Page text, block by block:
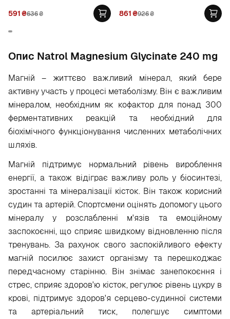
591₴636₴ 861₴926₴
Опис Natrol Magnesium Glycinate 240 mg
Магній – життєво важливий мінерал, який бере
активну участь у процесі метаболізму. Він є важливим
мінералом, необхідним як кофактор для понад 300
ферментативних реакцій та необхідний для
біохімічного функціонування численних метаболічних
шляхів.
Магній підтримує нормальний рівень вироблення
енергії, а також відіграє важливу роль у біосинтезі,
зростанні та мінералізації кісток. Він також корисний
судин та артерій. Спортсмени оцінять допомогу цього
мінералу у розслабленні м'язів та емоційному
заспокоєнні, що сприяє швидкому відновленню після
тренувань. За рахунок свого заспокійливого ефекту
магній посилює захист організму та перешкоджає
передчасному старінню. Він знімає занепокоєння і
стрес, сприяє здоров'ю кісток, регулює рівень цукру в
крові, підтримує здоров'я серцево-судинної системи
та артеріальний тиск, полегшує симптоми